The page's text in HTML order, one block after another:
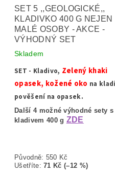
SET 5 ,,GEOLOGICKÉ,,
KLADIVKO 400 G NEJEN
MALÉ OSOBY - AKCE -
VÝHODNÝ SET
Skladem
SET - Kladivo, Zelený khaki
opasek, kožené oko na
pověšení na opasek.
Další 4 možné výhodné sety s
kladivem 400 g ZDE
Původně: 550 Kč
Ušetříte:71 Kč (–12 %)